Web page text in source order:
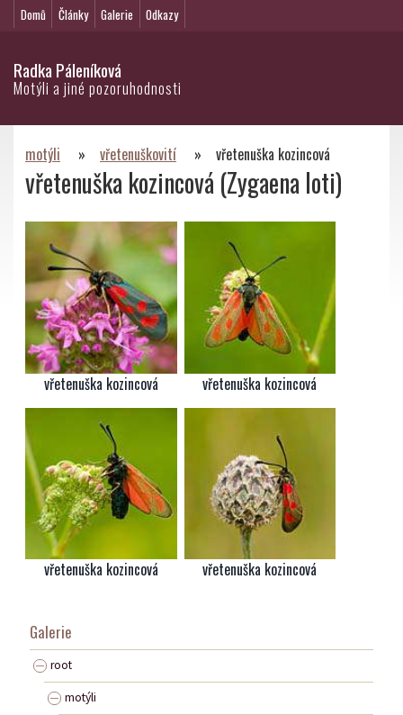
Domů Články Galerie Odkazy
Radka Páleníková
Motýli a jiné pozoruhodnosti
motýli » vřetenuškovití » vřetenuška kozincová
vřetenuška kozincová (Zygaena loti)
vřetenuška kozincová vřetenuška kozincová
vřetenuška kozincová vřetenuška kozincová
Galerie
root
motýli